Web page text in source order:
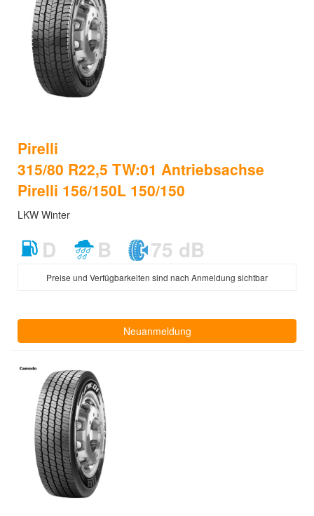
Pirelli
315/80 R22,5 TW:01 Antriebsachse
Pirelli 156/150L 150/150
LKW Winter
D B 75 dB
Preise und Verfügbarkeiten sind nach Anmeldung sichtbar
Neuanmeldung